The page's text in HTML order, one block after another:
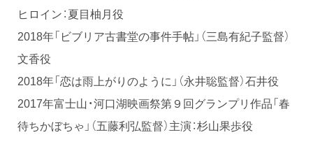
ヒロイン：夏目柚月役
2018年「ビブリア古書堂の事件手帖」（三島有紀子監督）
文香役
2018年「恋は雨上がりのように」（永井聡監督）石井役
2017年富士山・河口湖映画祭第９回グランプリ作品「春
待ちかぼちゃ」（五藤利弘監督）主演：杉山果歩役